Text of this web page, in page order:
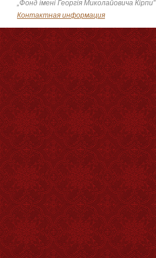
„Фонд імені Георгія Миколайовича Кірпи”
Контактная информация